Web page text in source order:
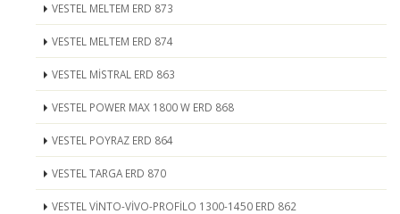
VESTEL MELTEM ERD 873
VESTEL MELTEM ERD 874
VESTEL MİSTRAL ERD 863
VESTEL POWER MAX 1800 W ERD 868
VESTEL POYRAZ ERD 864
VESTEL TARGA ERD 870
VESTEL VİNTO-VİVO-PROFİLO 1300-1450 ERD 862